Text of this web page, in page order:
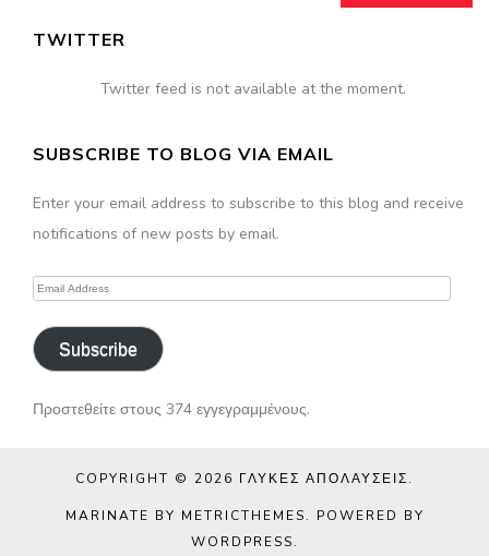
TWITTER
Twitter feed is not available at the moment.
SUBSCRIBE TO BLOG VIA EMAIL
Enter your email address to subscribe to this blog and receive
notifications of new posts by email.
Email
Subscribe
Προστεθείτε στους 374 εγγεγραμμένους.
COPYRIGHT © 2026 ΓΛΥΚΈΣ ΑΠΟΛΑΎΣΕΙΣ.
MARINATE BY METRICTHEMES. POWERED BY
WORDPRESS.